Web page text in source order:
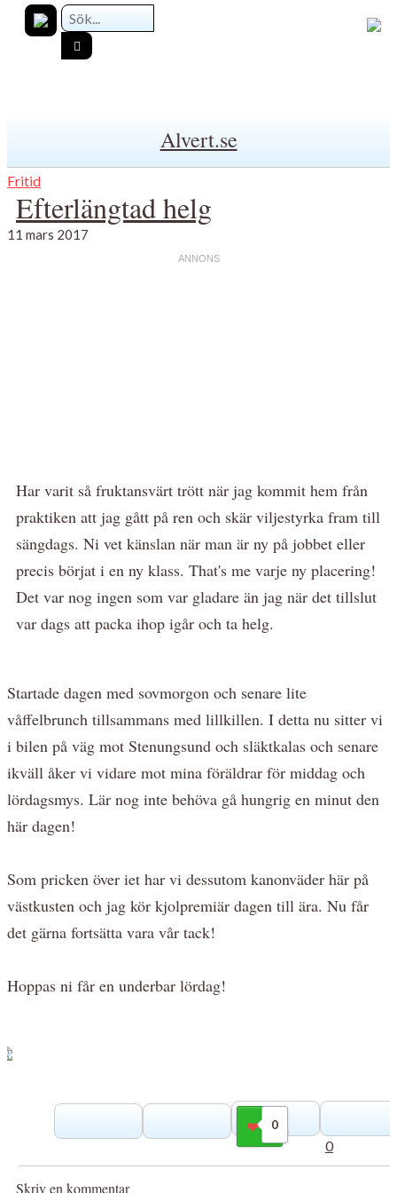
Alvert.se
Fritid
Efterlängtad helg
11 mars 2017
Har varit så fruktansvärt trött när jag kommit hem från
praktiken att jag gått på ren och skär viljestyrka fram till
sängdags. Ni vet känslan när man är ny på jobbet eller
precis börjat i en ny klass. That's me varje ny placering!
Det var nog ingen som var gladare än jag när det tillslut
var dags att packa ihop igår och ta helg.
Startade dagen med sovmorgon och senare lite
våffelbrunch tillsammans med lillkillen. I detta nu sitter vi
i bilen på väg mot Stenungsund och släktkalas och senare
ikväll åker vi vidare mot mina föräldrar för middag och
lördagsmys. Lär nog inte behöva gå hungrig en minut den
här dagen!
Som pricken över iet har vi dessutom kanonväder här på
västkusten och jag kör kjolpremiär dagen till ära. Nu får
det gärna fortsätta vara vår tack!
Hoppas ni får en underbar lördag!
0
Gilla
0
Skriv en kommentar